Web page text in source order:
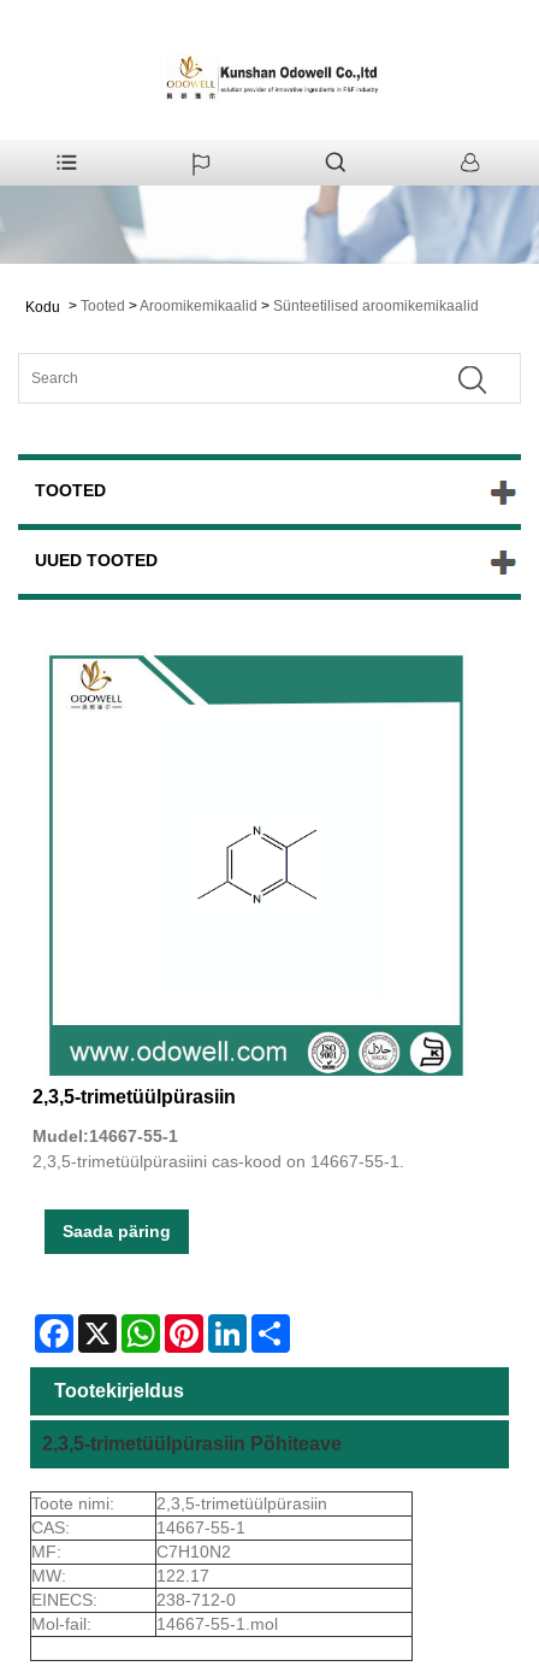
Kodu > Tooted >Aroomikemikaalid > Sünteetilised aroomikemikaalid
TOOTED
UUED TOOTED
2,3,5-trimetüülpürasiin
Mudel:14667-55-1
2,3,5-trimetüülpürasiini cas-kood on 14667-55-1.
Saada päring
Facebook
X WhatsAppPinterestLinkedIn
Tootekirjeldus
2,3,5-trimetüülpürasiin Põhiteave
Toote nimi:
2,3,5-trimetüülpürasiin
CAS:
14667-55-1
MF:
C7H10N2
MW:
122.17
EINECS:
238-712-0
Mol-fail:
14667-55-1.mol